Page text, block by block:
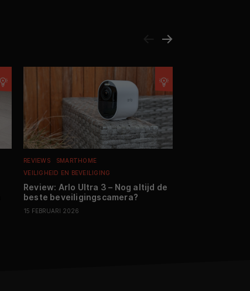
REVIEWS
SMARTHOME
VEILIGHEID EN BEVEILIGING
Review: Arlo Ultra 3 – Nog altijd de
beste beveiligingscamera?
15 FEBRUARI 2026